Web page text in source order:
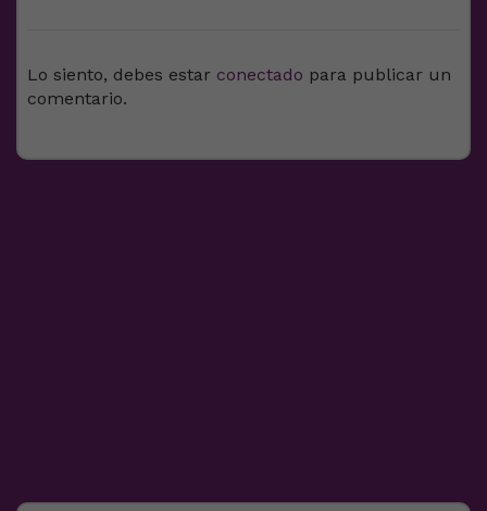
Lo siento, debes estar conectado para publicar un
comentario.